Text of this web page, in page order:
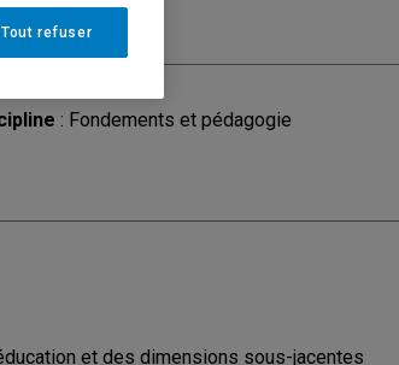
: Fondements et pédagogie
et des dimensions sous-jacentes
Tout refuser